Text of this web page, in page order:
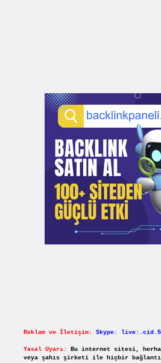
Reklam ve İletişim: Skype:
Yasal Uyarı:
Bu internet sitesi,
veya şahıs şirketi ile hiçbir